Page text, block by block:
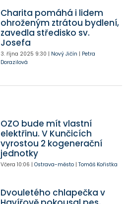
Charita pomáhá i lidem
ohroženým ztrátou bydlení,
zavedla středisko sv.
Josefa
3. října 2025 9:30 | Nový Jičín | Petra
Dorazilová
OZO bude mít vlastní
elektřinu. V Kunčicích
vyrostou 2 kogenerační
jednotky
Včera 10:06 | Ostrava-město| Tomáš Kořistka
Dvouletého chlapečka v